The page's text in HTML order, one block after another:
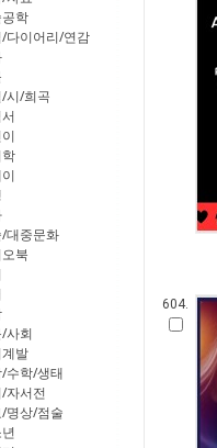
학
/다이어리/연감
시/희곡
대중문화
북
사회
발
수학/생태
자서전
명상/점술
604.